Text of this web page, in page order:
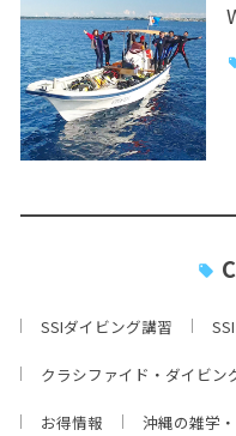
SSIダイビング講習 SSI
クラシファイド・ダイビン
お得情報 沖縄の雑学